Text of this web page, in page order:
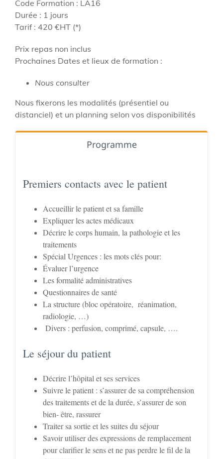
Code Formation : LA16
Durée : 1 jours
Tarif : 420 €HT (*)
Prix repas non inclus
Prochaines Dates et lieux de formation :
Nous consulter
Nous fixerons les modalités (présentiel ou
distanciel) et un planning selon vos disponibilités
Programme
Premiers contacts avec le patient
Accueillir le patient et sa famille
Expliquer les actes médicaux
Décrire le corps humain, la pathologie et les
traitements
Spécial Urgences : les mots clés pour:
Évaluer l’urgence
Les formalité administratives
Questionnaires de santé
La structure (bloc opératoire, réanimation,
radiologie, …)
Divers : perfusion, comprimé, capsule, ….
Le séjour du patient
Décrire l’hôpital et ses services
Suivre le patient : s’assurer de sa compréhension
des traitements et de la durée, s’assurer de son
bien- être, rassurer
Traiter sa sortie et les suites du séjour
Savoir utiliser des expressions de remplacement
pour clarifier le sens et ne pas perdre le fil de la